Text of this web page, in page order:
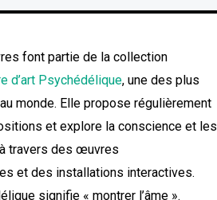
font partie de la collection
d’art Psychédélique, une des plus
monde. Elle propose régulièrement
et explore la conscience et les
travers des œuvres
et des installations interactives.
signifie « montrer l’âme ».